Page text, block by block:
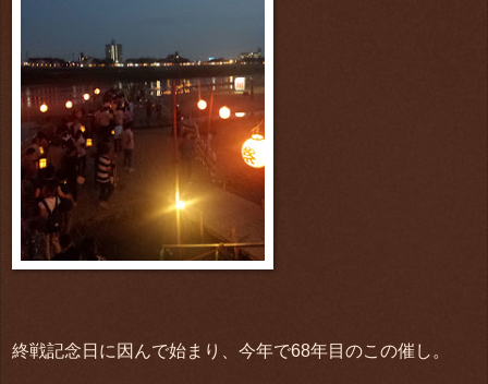
終戦記念日に因んで始まり、今年で68年目のこの催し。